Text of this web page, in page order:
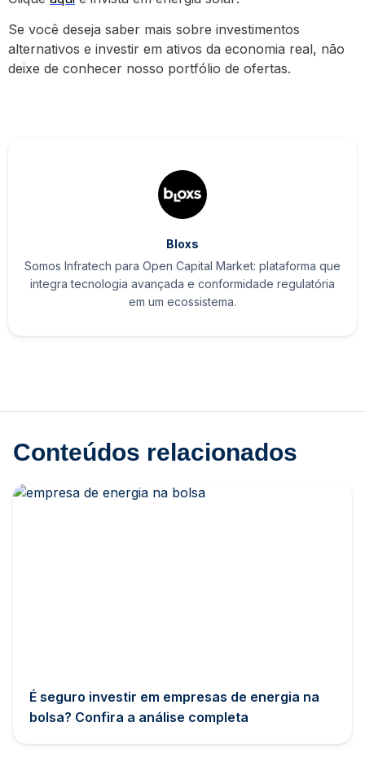
Se você deseja saber mais sobre investimentos
alternativos e investir em ativos da economia real, não
deixe de conhecer nosso portfólio de ofertas.
Bloxs
Somos Infratech para Open Capital Market: plataforma que
integra tecnologia avançada e conformidade regulatória
em um ecossistema.
Conteúdos relacionados
É seguro investir em empresas de energia na
bolsa? Confira a análise completa